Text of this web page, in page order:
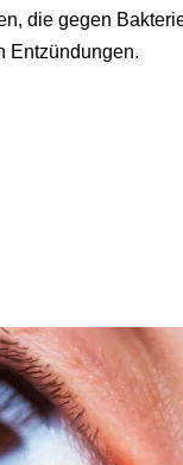
die gegen
Entzündungen.